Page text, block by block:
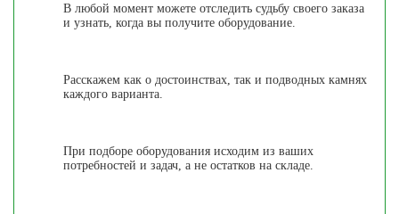
В любой момент можете отследить судьбу своего заказа
и узнать, когда вы получите оборудование.
Расскажем как о достоинствах, так и подводных камнях
каждого варианта.
При подборе оборудования исходим из ваших
потребностей и задач, а не остатков на складе.